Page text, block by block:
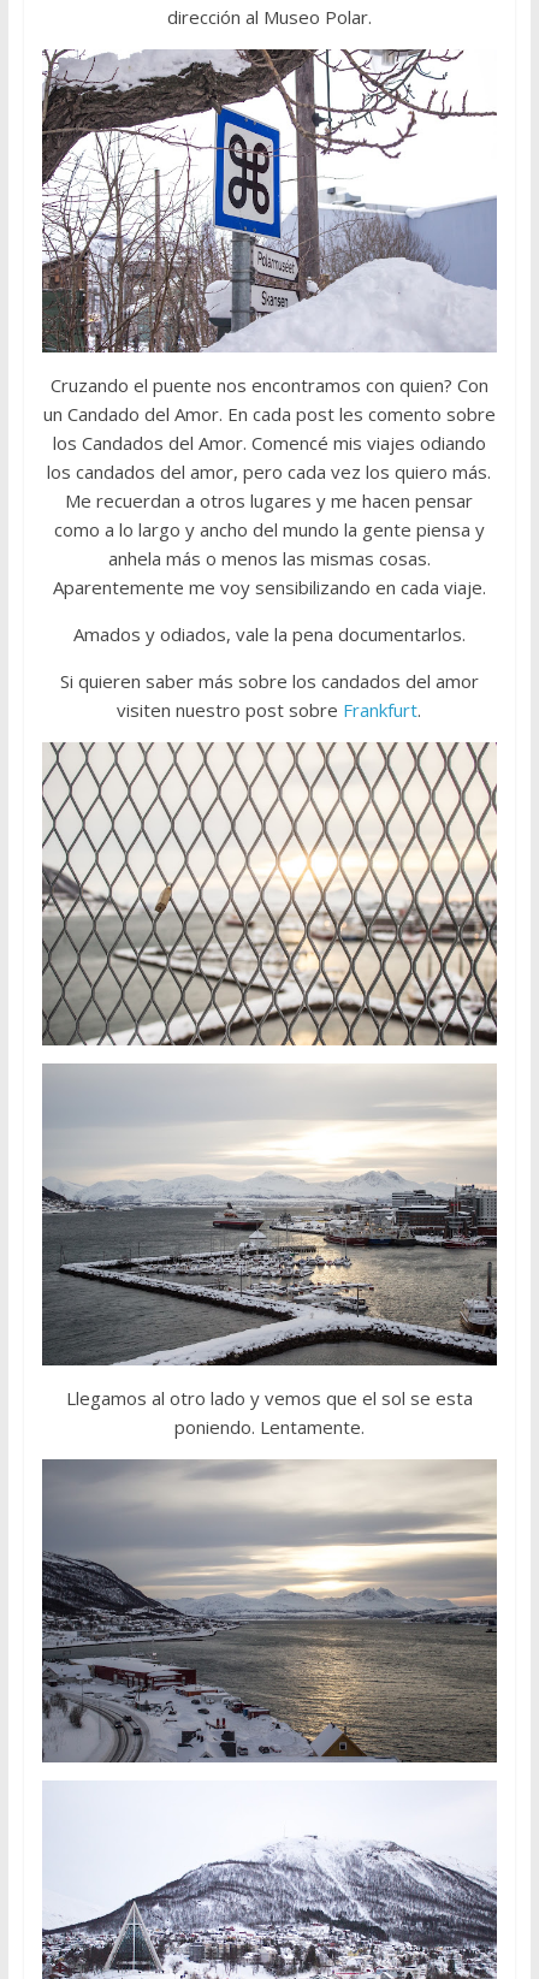
dirección al Museo Polar.
Cruzando el puente nos encontramos con quien? Con
un Candado del Amor. En cada post les comento sobre
los Candados del Amor. Comencé mis viajes odiando
los candados del amor, pero cada vez los quiero más.
Me recuerdan a otros lugares y me hacen pensar
como a lo largo y ancho del mundo la gente piensa y
anhela más o menos las mismas cosas.
Aparentemente me voy sensibilizando en cada viaje.
Amados y odiados, vale la pena documentarlos.
Si quieren saber más sobre los candados del amor
visiten nuestro post sobre Frankfurt.
Llegamos al otro lado y vemos que el sol se esta
poniendo. Lentamente.